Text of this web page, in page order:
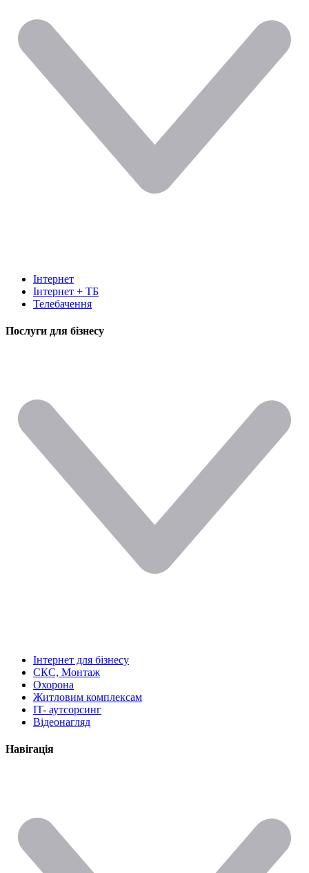
Інтернет
Інтернет + ТБ
Телебачення
Послуги для бізнесу
Інтернет для бізнесу
СКС, Монтаж
Охорона
Житловим комплексам
IT- аутсорсинг
Відеонагляд
Навігація